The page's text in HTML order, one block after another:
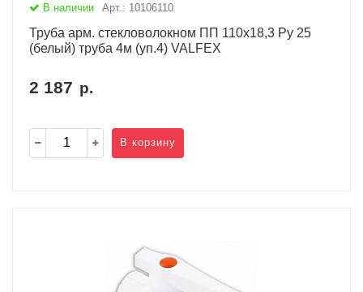
В наличии Арт.: 10106110
Труба арм. стекловолокном ПП 110х18,3 Ру 25
(белый) труба 4м (уп.4) VALFEX
2 187 р.
В корзину